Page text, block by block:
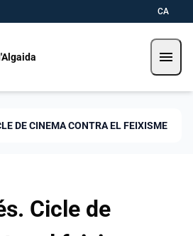
CA
menu
DE CINEMA CONTRA EL FEIXISME
Cicle de